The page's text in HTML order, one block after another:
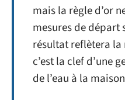
mais la règle d’or
mesures de départ
résultat reflètera la
c’est la clef d’une
de l’eau à la